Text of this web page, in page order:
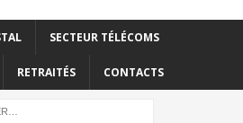
SECTEUR TÉLÉCOMS
RETRAITÉS CONTACTS